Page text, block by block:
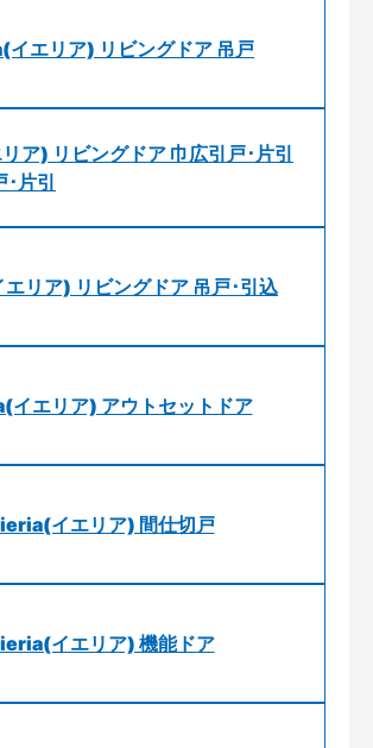
エリア) リビングドア 吊戸
ア) リビングドア 巾広引戸･片引
･片引
リア) リビングドア 吊戸･引込
イエリア) アウトセットドア
ieria(イエリア) 間仕切戸
ieria(イエリア) 機能ドア